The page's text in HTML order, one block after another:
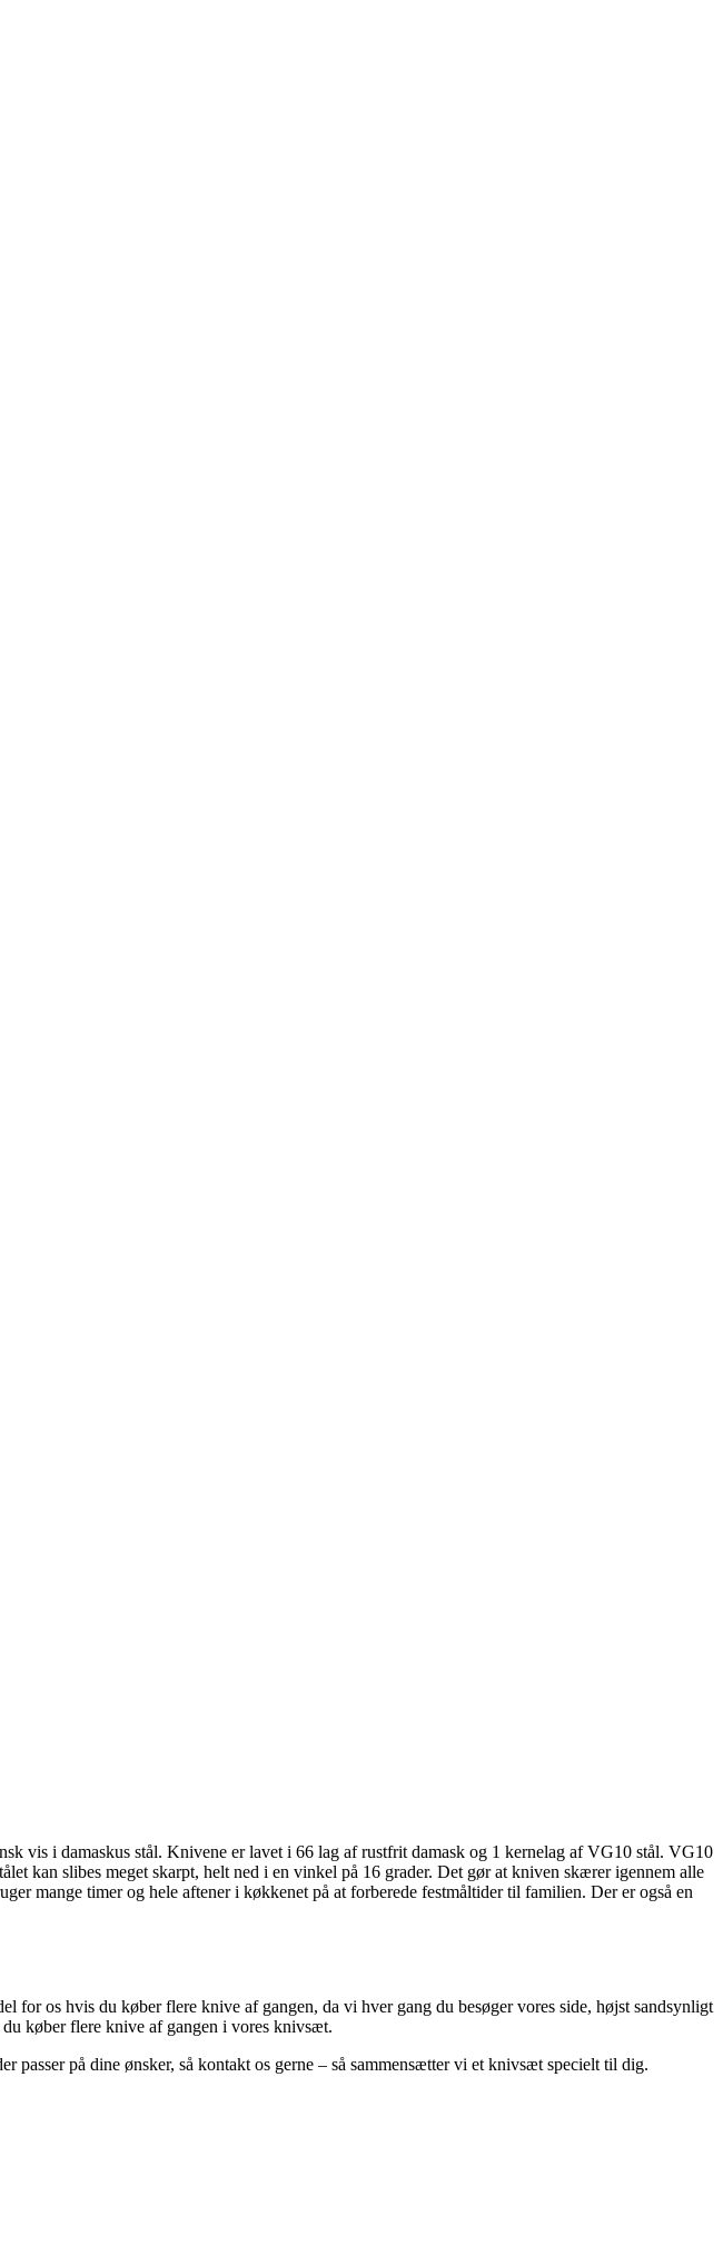
vis i damaskus stål. Knivene er lavet i 66 lag af rustfrit damask og 1 kernelag af VG10 stål. VG10
kan slibes meget skarpt, helt ned i en vinkel på 16 grader. Det gør at kniven skærer igennem alle
mange timer og hele aftener i køkkenet på at forberede festmåltider til familien. Der er også en
for os hvis du køber flere knive af gangen, da vi hver gang du besøger vores side, højst sandsynligt
køber flere knive af gangen i vores knivsæt.
på dine ønsker, så kontakt os gerne – så sammensætter vi et knivsæt specielt til dig.